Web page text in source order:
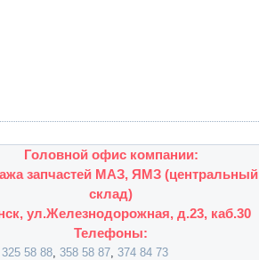
Головной офис компании:
запчастей МАЗ, ЯМЗ (центральный
склад)
ул.Железнодорожная, д.23, каб.30
Телефоны:
58 88, 358 58 87, 374 84 73